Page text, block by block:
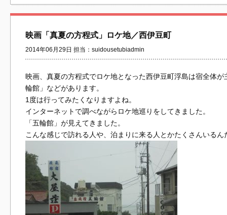
映画「真夏の方程式」ロケ地／西伊豆町
2014年06月29日 担当：suidousetubiadmin
映画、真夏の方程式でロケ地となった西伊豆町浮島は宿全体
輪館」などがあります。
1度は行ってみたくなりますよね。
インターネットで調べながらロケ地巡りをしてきました。
「五輪館」が見えてきました。
こんな感じで訪れる人や、泊まりに来る人とかたくさんいる